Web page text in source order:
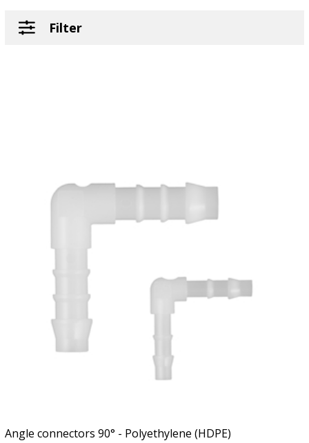
Filter
Angle connectors 90° - Polyethylene (HDPE)